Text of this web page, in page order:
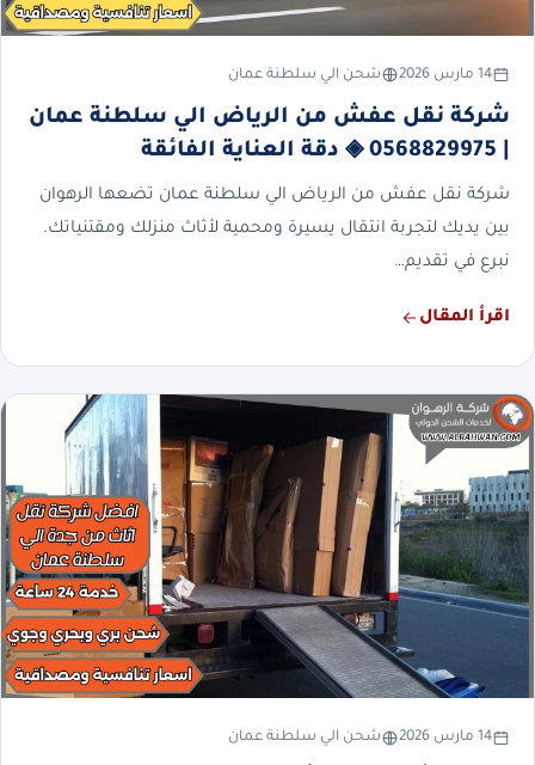
14 مارس 2026 شحن الي سلطنة عمان
شركة نقل عفش من الرياض الي سلطنة عمان
شركة نقل عفش من الرياض الي سلطنة عمان تضعها الرهوان
بين يديك لتجربة انتقال يسيرة ومحمية لأثاث منزلك ومقتنياتك.
نبرع في تقديم…
اقرأ المقال
14 مارس 2026 شحن الي سلطنة عمان